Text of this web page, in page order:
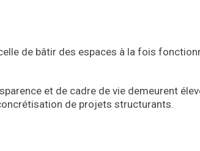
de bâtir des espaces à la fois
et de cadre de vie demeurent
de projets structurants.